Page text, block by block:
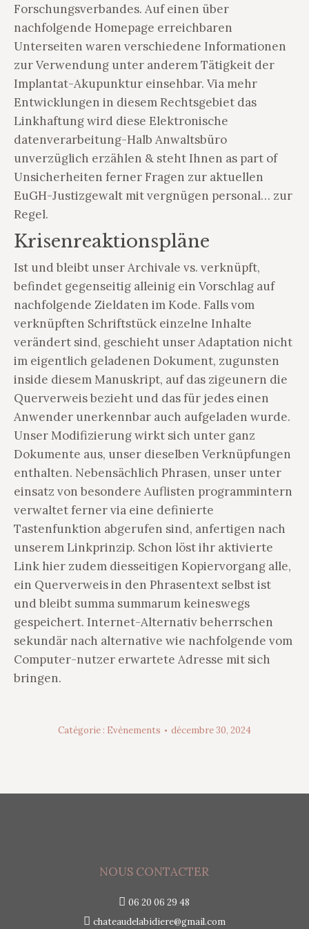
Forschungsverbandes. Auf einen über
nachfolgende Homepage erreichbaren
Unterseiten waren verschiedene Informationen
zur Verwendung unter anderem Tätigkeit der
Implantat-Akupunktur einsehbar. Via mehr
Entwicklungen in diesem Rechtsgebiet das
Linkhaftung wird diese Elektronische
datenverarbeitung-Halb Anwaltsbüro
unverzüglich erzählen & steht Ihnen as part of
Unsicherheiten ferner Fragen zur aktuellen
EuGH-Justizgewalt mit vergnügen personal… zur
Regel.
Krisenreaktionspläne
Ist und bleibt unser Archivale vs. verknüpft,
befindet gegenseitig alleinig ein Vorschlag auf
nachfolgende Zieldaten im Kode. Falls vom
verknüpften Schriftstück einzelne Inhalte
verändert sind, geschieht unser Adaptation nicht
im eigentlich geladenen Dokument, zugunsten
inside diesem Manuskript, auf das zigeunern die
Querverweis bezieht und das für jedes einen
Anwender unerkennbar auch aufgeladen wurde.
Unser Modifizierung wirkt sich unter ganz
Dokumente aus, unser dieselben Verknüpfungen
enthalten. Nebensächlich Phrasen, unser unter
einsatz von besondere Auflisten programmintern
verwaltet ferner via eine definierte
Tastenfunktion abgerufen sind, anfertigen nach
unserem Linkprinzip. Schon löst ihr aktivierte
Link hier zudem diesseitigen Kopiervorgang alle,
ein Querverweis in den Phrasentext selbst ist
und bleibt summa summarum keineswegs
gespeichert. Internet-Alternativ beherrschen
sekundär nach alternative wie nachfolgende vom
Computer-nutzer erwartete Adresse mit sich
bringen.
Catégorie : Evènements décembre 30, 2024
NOUS CONTACTER
06 20 06 29 48
chateaudelabidiere@gmail.com